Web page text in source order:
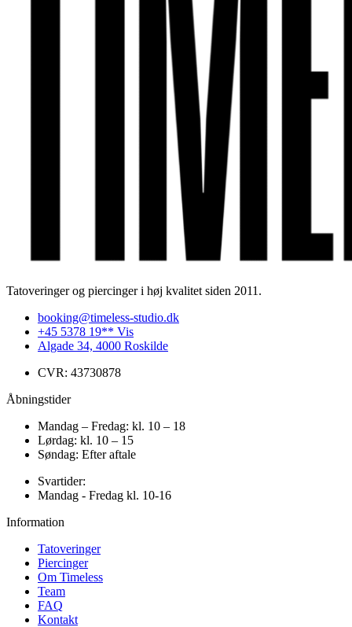
Tatoveringer og piercinger i høj kvalitet siden 2011.
booking@timeless-studio.dk
+45 5378 19** Vis
Algade 34, 4000 Roskilde
CVR: 43730878
Åbningstider
Mandag – Fredag: kl. 10 – 18
Lørdag: kl. 10 – 15
Søndag: Efter aftale
Svartider:
Mandag - Fredag kl. 10-16
Information
Tatoveringer
Piercinger
Om Timeless
Team
FAQ
Kontakt